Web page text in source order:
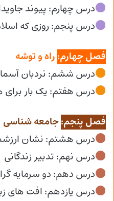
درس چهارم: پیوند
درس پنجم: روزی که
فصل چهارم: راه و توشه
درس ششم: نردبان
درس هفتم: یک بار
فصل پنجم:جامعه شناسی
درس هشتم: نشان
درس نهم: تدبیر زندگانی
درس دهم: دو سرمایه
درس یازدهم: افت های